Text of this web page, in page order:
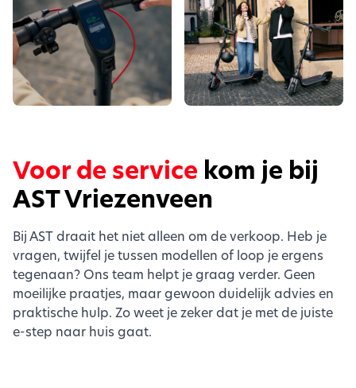
Voor de service kom je bij
AST Vriezenveen
Bij AST draait het niet alleen om de verkoop. Heb je
vragen, twijfel je tussen modellen of loop je ergens
tegenaan? Ons team helpt je graag verder. Geen
moeilijke praatjes, maar gewoon duidelijk advies en
praktische hulp. Zo weet je zeker dat je met de juiste
e-step naar huis gaat.